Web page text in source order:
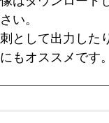
い。
として出力した
もオススメです。